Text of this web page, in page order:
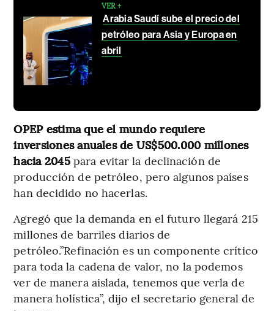
VER +
Arabia Saudí sube el precio del
petróleo para Asia y Europa en
abril
OPEP estima que el mundo requiere
inversiones anuales de US$500.000 millones
hacia 2045para evitar la declinación de
producción de petróleo, pero algunos países
han decidido no hacerlas.
Agregó que la demanda en el futuro llegará 215
millones de barriles diarios de
petróleo.”Refinación es un componente crítico
para toda la cadena de valor, no la podemos
ver de manera aislada, tenemos que verla de
manera holística”, dijo el secretario general de